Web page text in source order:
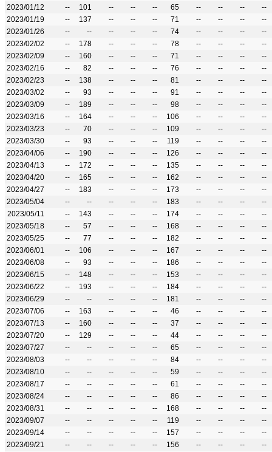
2023/01/12
-- 101 -- -- -- 65 -- -- --
--
2023/01/19
-- 137 -- -- -- 71 -- -- --
--
2023/01/26
-- -- -- -- -- 74 -- -- --
--
2023/02/02
-- 178 -- -- -- 78 -- -- --
--
2023/02/09
-- 160 -- -- -- 71 -- -- --
--
2023/02/16
-- 82 -- -- -- 76 -- -- --
--
2023/02/23
-- 138 -- -- -- 81 -- -- --
--
2023/03/02
-- 93 -- -- -- 91 -- -- --
--
2023/03/09
-- 189 -- -- -- 98 -- -- --
--
2023/03/16
-- 164 -- -- -- 106 -- -- --
--
2023/03/23
-- 70 -- -- -- 109 -- -- --
--
2023/03/30
-- 93 -- -- -- 119 -- -- --
--
2023/04/06
-- 190 -- -- -- 126 -- -- --
--
2023/04/13
-- 172 -- -- -- 135 -- -- --
--
2023/04/20
-- 165 -- -- -- 162 -- -- --
--
2023/04/27
-- 183 -- -- -- 173 -- -- --
--
2023/05/04
-- -- -- -- -- 183 -- -- --
--
2023/05/11
-- 143 -- -- -- 174 -- -- --
--
2023/05/18
-- 57 -- -- -- 168 -- -- --
--
2023/05/25
-- 77 -- -- -- 182 -- -- --
--
2023/06/01
-- 106 -- -- -- 167 -- -- --
--
2023/06/08
-- 93 -- -- -- 186 -- -- --
--
2023/06/15
-- 148 -- -- -- 153 -- -- --
--
2023/06/22
-- 193 -- -- -- 184 -- -- --
--
2023/06/29
-- -- -- -- -- 181 -- -- --
--
2023/07/06
-- 163 -- -- -- 46 -- -- --
--
2023/07/13
-- 160 -- -- -- 37 -- -- --
--
2023/07/20
-- 129 -- -- -- 44 -- -- --
--
2023/07/27
-- -- -- -- -- 65 -- -- --
--
2023/08/03
-- -- -- -- -- 84 -- -- --
--
2023/08/10
-- -- -- -- -- 59 -- -- --
--
2023/08/17
-- -- -- -- -- 61 -- -- --
--
2023/08/24
-- -- -- -- -- 86 -- -- --
--
2023/08/31
-- -- -- -- -- 168 -- -- --
--
2023/09/07
-- -- -- -- -- 119 -- -- --
--
2023/09/14
-- -- -- -- -- 157 -- -- --
--
2023/09/21
-- -- -- -- -- 156 -- -- --
--